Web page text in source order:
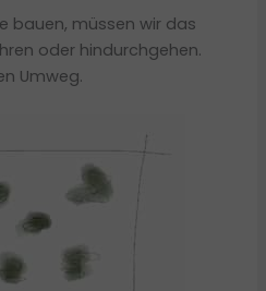
bauen, müssen wir das
oder hindurchgehen.
Umweg.